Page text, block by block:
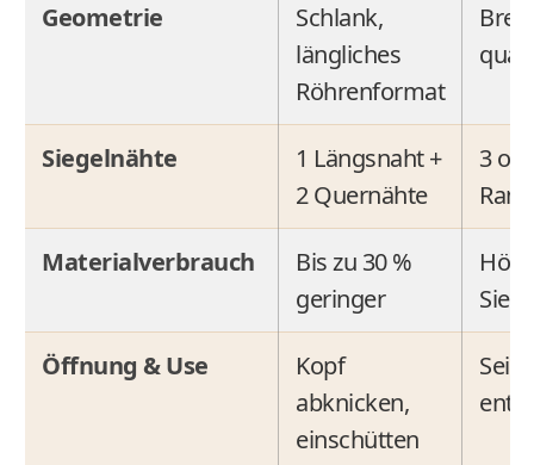
Geometrie
Schlank,
längliches
Röhrenformat
Siegelnähte
1 Längsnaht +
2 Quernähte
3
Materialverbrauch
Bis zu 30 %
geringer
Öffnung & Use
Kopf
abknicken,
einschütten